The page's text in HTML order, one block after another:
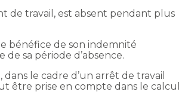
de travail, est absent pendant plus
bénéfice de son indemnité
sa période d’absence.
le cadre d’un arrêt de travail
être prise en compte dans le calcul